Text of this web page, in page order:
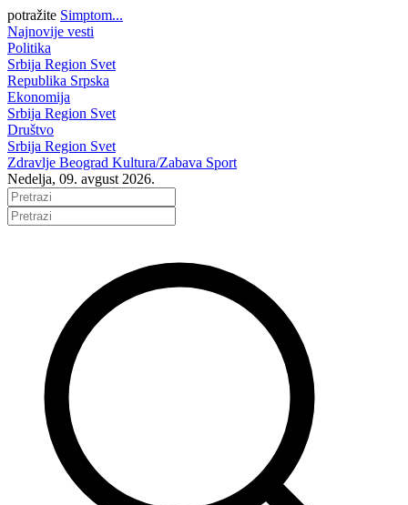
potražite Simptom...
Najnovije vesti
Politika
Srbija Region Svet
Republika Srpska
Ekonomija
Srbija Region Svet
Društvo
Srbija Region Svet
Zdravlje Beograd Kultura/Zabava Sport
Nedelja, 09. avgust 2026.